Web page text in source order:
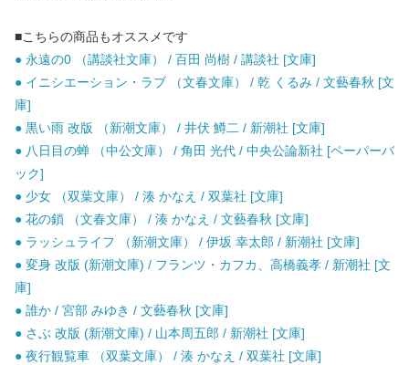
■こちらの商品もオススメです
● 永遠の0 （講談社文庫） / 百田 尚樹 / 講談社 [文庫]
● イニシエーション・ラブ （文春文庫） / 乾 くるみ / 文藝春秋 [文
庫]
● 黒い雨 改版 （新潮文庫） / 井伏 鱒二 / 新潮社 [文庫]
● 八日目の蝉 （中公文庫） / 角田 光代 / 中央公論新社 [ペーパーバ
ック]
● 少女 （双葉文庫） / 湊 かなえ / 双葉社 [文庫]
● 花の鎖 （文春文庫） / 湊 かなえ / 文藝春秋 [文庫]
● ラッシュライフ （新潮文庫） / 伊坂 幸太郎 / 新潮社 [文庫]
● 変身 改版 (新潮文庫) / フランツ・カフカ、高橋義孝 / 新潮社 [文
庫]
● 誰か / 宮部 みゆき / 文藝春秋 [文庫]
● さぶ 改版 (新潮文庫) / 山本周五郎 / 新潮社 [文庫]
● 夜行観覧車 （双葉文庫） / 湊 かなえ / 双葉社 [文庫]